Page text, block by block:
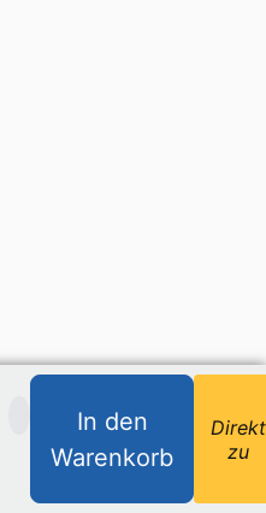
In den
Warenkorb
Direkt
zu